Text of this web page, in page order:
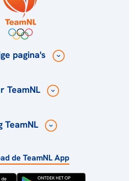
pagina's
TeamNL
TeamNL
de TeamNL App